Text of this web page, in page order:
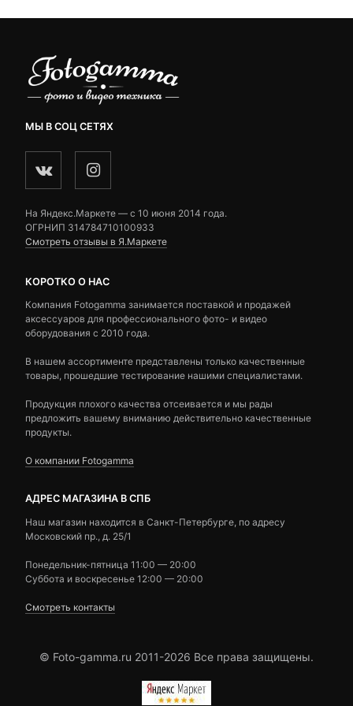
МЫ В СОЦ СЕТЯХ
На Яндекс.Маркете — c 10 июня 2014 года.
ОГРНИП 314784710100933
Смотреть отзывы в Я.Маркете
КОРОТКО О НАС
Компания Fotogamma занимается поставкой и продажей
аксессуаров для профессионального фото- и видео
оборудования с 2010 года.
В нашем ассортименте представлены только качественные
товары, прошедшие тестирование нашими специалистами.
Продукция плохого качества отсеивается и мы рады
предложить вашему вниманию действительно качественные
продукты.
О компании Fotogamma
АДРЕС МАГАЗИНА В СПБ
Наш магазин находится в Санкт-Петербурге, по адресу
Московский пр., д. 25/1
Понедельник-пятница 11:00 — 20:00
Суббота и воскресенье 12:00 — 20:00
Смотреть контакты
© Foto-gamma.ru 2011-2026 Все права защищены.